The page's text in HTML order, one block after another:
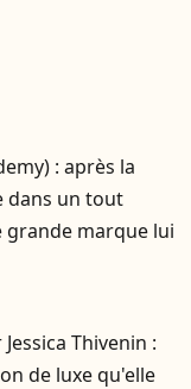
: après la
dans un tout
marque lui
Thivenin :
de luxe qu'elle